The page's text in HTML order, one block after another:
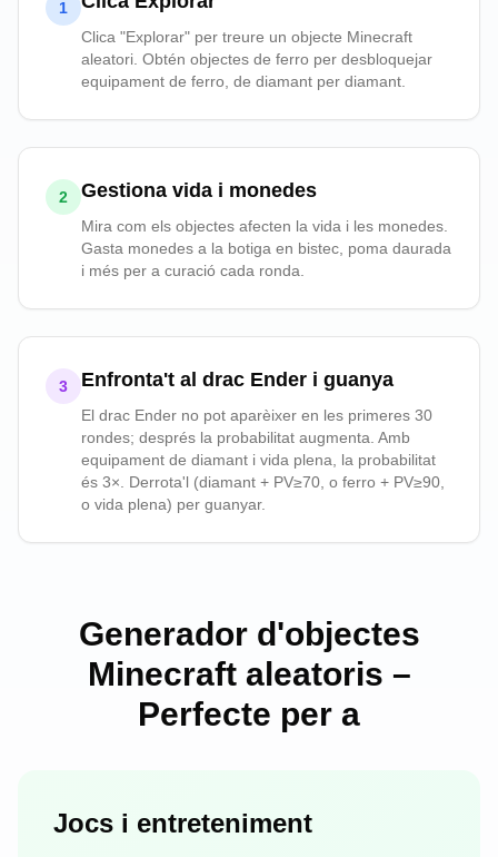
1
Clica "Explorar" per treure un objecte Minecraft
aleatori. Obtén objectes de ferro per desbloquejar
equipament de ferro, de diamant per diamant.
2 Gestiona vida i monedes
Mira com els objectes afecten la vida i les monedes.
Gasta monedes a la botiga en bistec, poma daurada
i més per a curació cada ronda.
3 Enfronta't al drac Ender i guanya
El drac Ender no pot aparèixer en les primeres 30
rondes; després la probabilitat augmenta. Amb
equipament de diamant i vida plena, la probabilitat
és 3×. Derrota'l (diamant + PV≥70, o ferro + PV≥90,
o vida plena) per guanyar.
Generador d'objectes
Minecraft aleatoris –
Perfecte per a
Jocs i entreteniment